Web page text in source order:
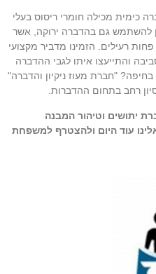
כימית מכילה חומרי ריסוס בעלי
להשתמש גם בהדברה ירוקה, אשר
רעילים. הזמינו מדביר מקצועי
והתייעצו איתו לגבי ההדברה
"חברת מעוז ניקיון והדברה"
רחב בתחום ההדברות.
יתושים וטיהור המבנה
עוד היום ולהצטרף למשפחת